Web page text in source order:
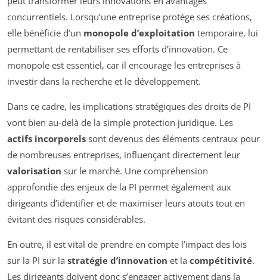
concurrentiels. Lorsqu’une entreprise protège ses créations,
elle bénéficie d’un monopole d’exploitation temporaire, lui
permettant de rentabiliser ses efforts d’innovation. Ce
monopole est essentiel, car il encourage les entreprises à
investir dans la recherche et le développement.
Dans ce cadre, les implications stratégiques des droits de PI
vont bien au-delà de la simple protection juridique. Les
actifs incorporels sont devenus des éléments centraux pour
de nombreuses entreprises, influençant directement leur
valorisation sur le marché. Une compréhension
approfondie des enjeux de la PI permet également aux
dirigeants d’identifier et de maximiser leurs atouts tout en
évitant des risques considérables.
En outre, il est vital de prendre en compte l’impact des lois
sur la PI sur la stratégie d’innovation et la compétitivité.
Les dirigeants doivent donc s’engager activement dans la